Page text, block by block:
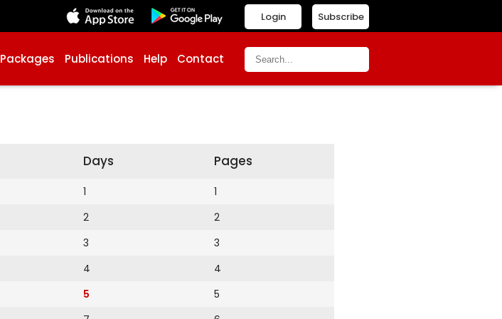
Subscribe
Login
Packages Publications Help Contact
Days
1
2
3
4
5
Pages
1
2
3
4
5